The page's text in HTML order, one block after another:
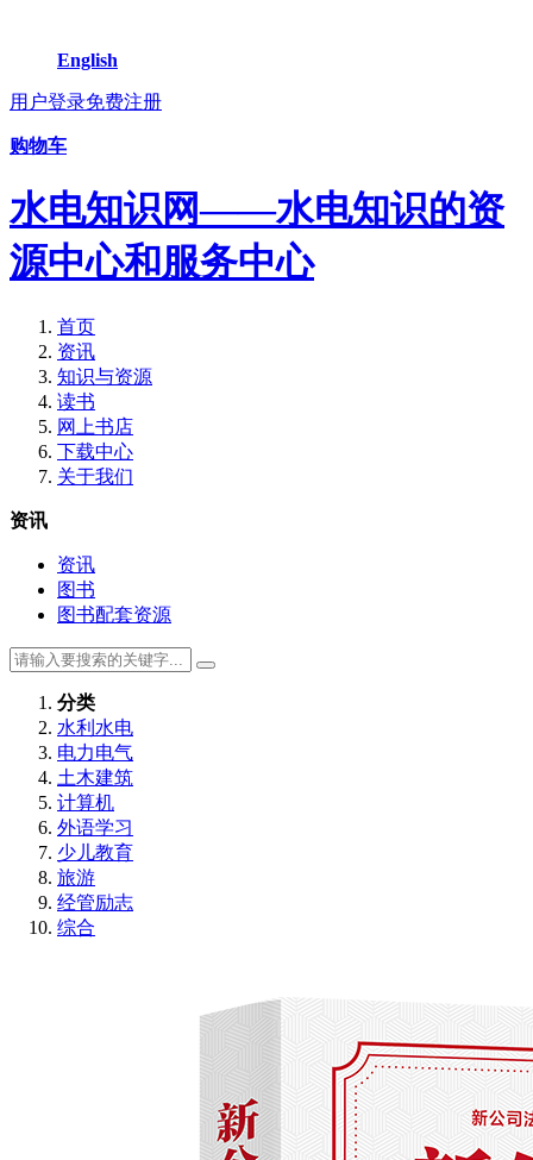
English
用户登录免费注册
购物车
水电知识网——水电知识的资
源中心和服务中心
首页
资讯
知识与资源
读书
网上书店
下载中心
关于我们
资讯
资讯
图书
图书配套资源
分类
水利水电
电力电气
土木建筑
计算机
外语学习
少儿教育
旅游
经管励志
综合